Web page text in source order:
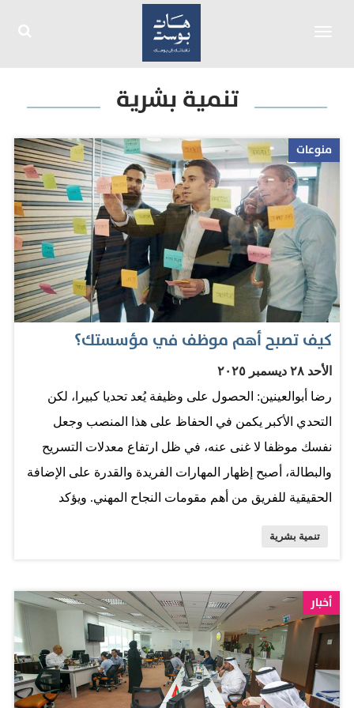
تنمية بشرية
منوعات
كيف تصبح أهم موظف في مؤسستك؟
الأحد ٢٨ ديسمبر ٢٠٢٥
رضا أبوالعينين: الحصول على وظيفة يُعد تحديا كبيرا، لكن
التحدي الأكبر يكمن في الحفاظ على هذا المنصب وجعل
نفسك موظفا لا غنى عنه، في ظل ارتفاع معدلات التسريح
والبطالة، أصبح إظهار المهارات الفريدة والقدرة على الإضافة
الحقيقية للفريق من أهم مقومات النجاح المهني. ويؤكد
قيمة لصاحب العمل"، ومن هذا المنطلق، يُنصح الموظفون
بتطوير مهارات جديدة أو صقل قدراتهم الحالية لتقديم إضافات
ملموسة للفريق. وبجانب التميز الفردي، تؤكد الدراسات على
أهمية نقل المعرفة إلى زملاء العمل، فوفقا لنغ، "كن مستعدا
لتعليم الآخرين واكتسب مكانة كأصل تدريبي لا يقدر بثمن"،
تنمية بشرية
أخبار